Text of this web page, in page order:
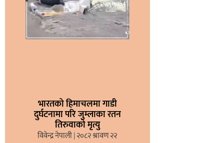
भारतको हिमाचलमा गाडी
दुर्घटनामा परि जुम्लाका रतन
तिरुवाको मृत्यु
विवेन्द्र नेपाली २०८२ श्रावण २२